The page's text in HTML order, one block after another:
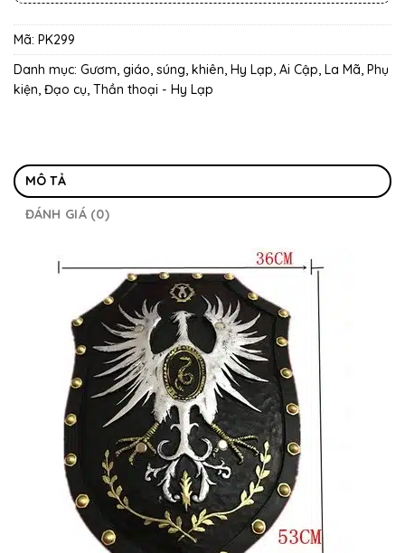
Mã: PK299
Danh mục: Gươm, giáo, súng, khiên, Hy Lạp, Ai Cập, La Mã, Phụ
kiện, Đạo cụ, Thần thoại - Hy Lạp
MÔ TẢ
ĐÁNH GIÁ (0)